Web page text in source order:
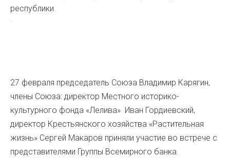
республики.
27 февраля председатель Союза Владимир Карягин,
члены Союза: директор Местного историко-
культурного фонда «Лелива» Иван Гордиевский,
директор Крестьянского хозяйства «Растительная
жизнь» Сергей Макаров приняли участие во встрече с
представителями Группы Всемирного банка.